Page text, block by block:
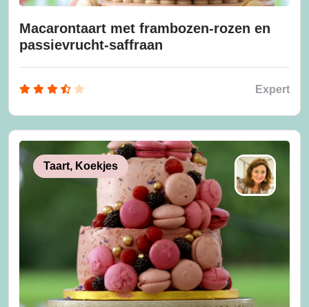
Macarontaart met frambozen-rozen en
passievrucht-saffraan
Expert
Taart, Koekjes